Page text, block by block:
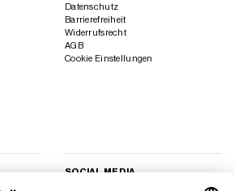
Datenschutz
Barrierefreiheit
Widerrufsrecht
AGB
Cookie Einstellungen
SOCIAL MEDIA